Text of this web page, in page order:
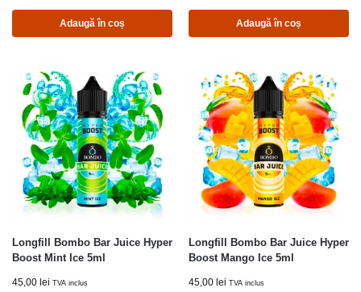
Adaugă în coș Adaugă în coș
Longfill Bombo Bar Juice Hyper
Boost Mint Ice 5ml
45,00 lei TVA inclus
Longfill Bombo Bar Juice Hyper
Boost Mango Ice 5ml
45,00 lei TVA inclus